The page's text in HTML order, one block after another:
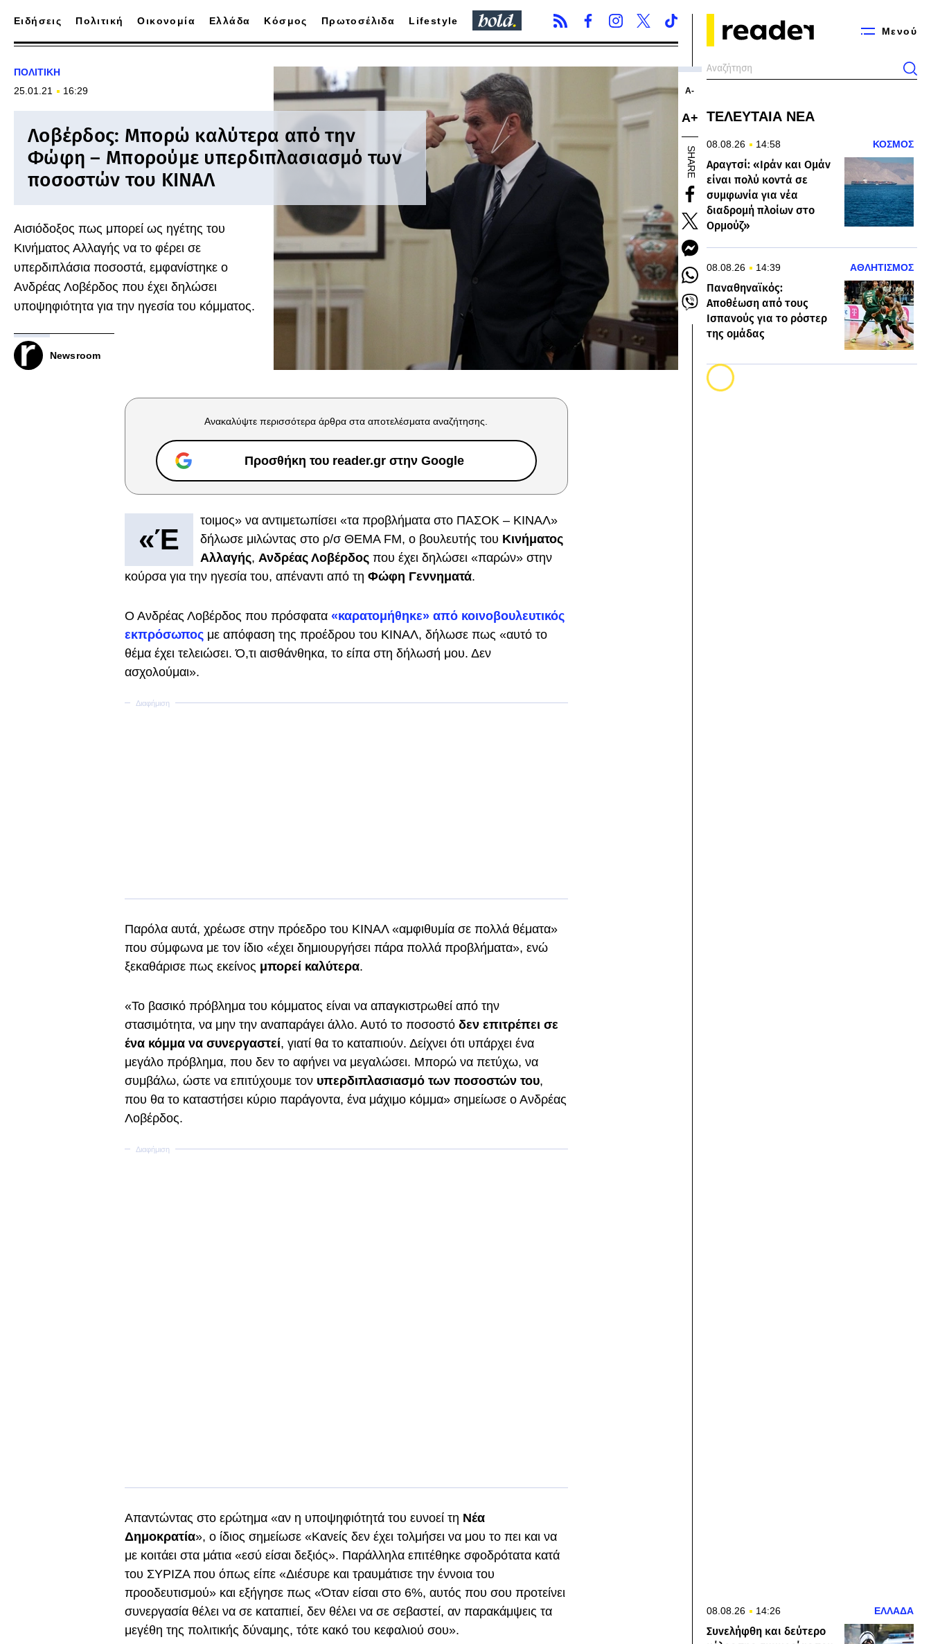
Μενού
Ειδήσεις Πολιτική Οικονομία Ελλάδα Κόσμος Πρωτοσέλιδα Lifestyle
ΠΟΛΙΤΙΚΗ
25.01.21
16:29
Λοβέρδος: Μπορώ καλύτερα από την
Φώφη – Μπορούμε υπερδιπλασιασμό των
ποσοστών του ΚΙΝΑΛ
Αισιόδοξος πως μπορεί ως ηγέτης του
Κινήματος Αλλαγής να το φέρει σε
υπερδιπλάσια ποσοστά, εμφανίστηκε ο
Ανδρέας Λοβέρδος που έχει δηλώσει
υποψηφιότητα για την ηγεσία του κόμματος.
Newsroom
Α-
Α+
SHARE
Ανακαλύψτε περισσότερα άρθρα στα αποτελέσματα αναζήτησης.
Προσθήκη του reader.gr στην Google
«Έ
τοιμος» να αντιμετωπίσει «τα προβλήματα στο ΠΑΣΟΚ – ΚΙΝΑΛ»
δήλωσε μιλώντας στο ρ/σ ΘΕΜΑ FM, ο βουλευτής του Κινήματος
Αλλαγής, Ανδρέας Λοβέρδοςπου έχει δηλώσει «παρών» στην
κούρσα για την ηγεσία του, απέναντι από τη Φώφη Γεννηματά.
Ο Ανδρέας Λοβέρδος που πρόσφατα «καρατομήθηκε» από κοινοβουλευτικός
εκπρόσωποςμε απόφαση της προέδρου του ΚΙΝΑΛ, δήλωσε πως «αυτό το
θέμα έχει τελειώσει. Ό,τι αισθάνθηκα, το είπα στη δήλωσή μου. Δεν
ασχολούμαι».
Παρόλα αυτά, χρέωσε στην πρόεδρο του ΚΙΝΑΛ «αμφιθυμία σε πολλά θέματα»
που σύμφωνα με τον ίδιο «έχει δημιουργήσει πάρα πολλά προβλήματα», ενώ
ξεκαθάρισε πως εκείνος μπορεί καλύτερα.
«Το βασικό πρόβλημα του κόμματος είναι να απαγκιστρωθεί από την
στασιμότητα, να μην την αναπαράγει άλλο. Αυτό το ποσοστόδεν επιτρέπει σε
ένα κόμμα να συνεργαστεί, γιατί θα το καταπιούν. Δείχνει ότι υπάρχει ένα
μεγάλο πρόβλημα, που δεν το αφήνει να μεγαλώσει. Μπορώ να πετύχω, να
συμβάλω, ώστε να επιτύχουμε τον υπερδιπλασιασμό των ποσοστών του,
που θα το καταστήσει κύριο παράγοντα, ένα μάχιμο κόμμα» σημείωσε ο Ανδρέας
Λοβέρδος.
Απαντώντας στο ερώτημα «αν η υποψηφιότητά του ευνοεί τη Νέα
Δημοκρατία», ο ίδιος σημείωσε «Κανείς δεν έχει τολμήσει να μου το πει και να
με κοιτάει στα μάτια «εσύ είσαι δεξιός». Παράλληλα επιτέθηκε σφοδρότατα κατά
του ΣΥΡΙΖΑ που όπως είπε «Διέσυρε και τραυμάτισε την έννοια του
προοδευτισμού» και εξήγησε πως «Όταν είσαι στο 6%, αυτός που σου προτείνει
συνεργασία θέλει να σε καταπιεί, δεν θέλει να σε σεβαστεί, αν παρακάμψεις τα
μεγέθη της πολιτικής δύναμης, τότε κακό του κεφαλιού σου».
ΤΕΛΕΥΤΑΙΑ ΝΕΑ
08.08.26 14:58 ΚΟΣΜΟΣ
Αραγτσί: «Ιράν και Ομάν
είναι πολύ κοντά σε
συμφωνία για νέα
διαδρομή πλοίων στο
Ορμούζ»
08.08.26 14:39 ΑΘΛΗΤΙΣΜΟΣ
Παναθηναϊκός:
Αποθέωση από τους
Ισπανούς για το ρόστερ
της ομάδας
08.08.26 14:26 ΕΛΛΑΔΑ
Συνελήφθη και δεύτερο